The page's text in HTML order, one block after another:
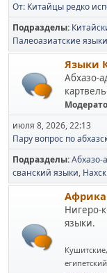
От: Китайцы редко
Подразделы
Палеоазиатские языки
Языки
Абхазо-
июля 8, 2026, 22:13
Пару вопрос по
Подразделы Абхазо-
сванский языки
Нигеро-
языки.